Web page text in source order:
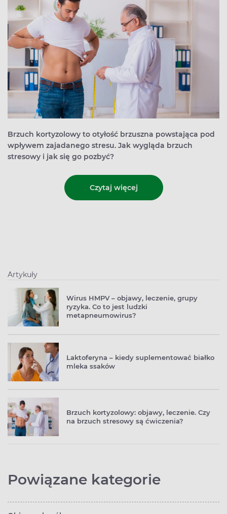
Brzuch kortyzolowy to otyłość brzuszna powstająca pod
wpływem zajadanego stresu. Jak wygląda brzuch
stresowy i jak się go pozbyć?
Czytaj więcej
Artykuły
Wirus HMPV – objawy, leczenie, grupy
ryzyka. Co to jest ludzki
metapneumowirus?
Laktoferyna – kiedy suplementować białko
mleka ssaków
Brzuch kortyzolowy: objawy, leczenie. Czy
na brzuch stresowy są ćwiczenia?
Powiązane kategorie